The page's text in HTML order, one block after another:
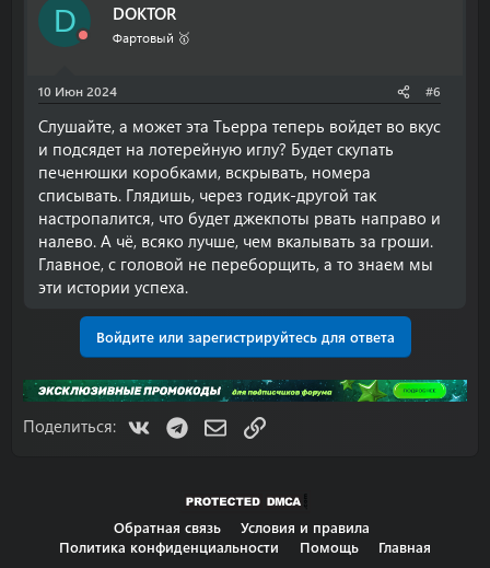
D DOKTOR
Фартовый 🥇
10 Июн 2024 #6
Слушайте, а может эта Тьерра теперь войдет во вкус
и подсядет на лотерейную иглу? Будет скупать
печенюшки коробками, вскрывать, номера
списывать. Глядишь, через годик-другой так
настропалится, что будет джекпоты рвать направо и
налево. А чё, всяко лучше, чем вкалывать за гроши.
Главное, с головой не переборщить, а то знаем мы
эти истории успеха.
Войдите или зарегистрируйтесь для ответа
Поделиться: VK TelegramЭлектронная почта
Ссылка
Обратная связь
Условия и правила
Политика конфиденциальности
Помощь Главная